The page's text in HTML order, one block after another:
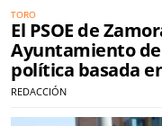
TORO
El PSOE de
Ayuntamiento
política basada
REDACCIÓN